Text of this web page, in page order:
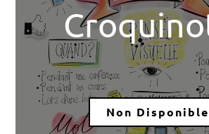
Non Disponible